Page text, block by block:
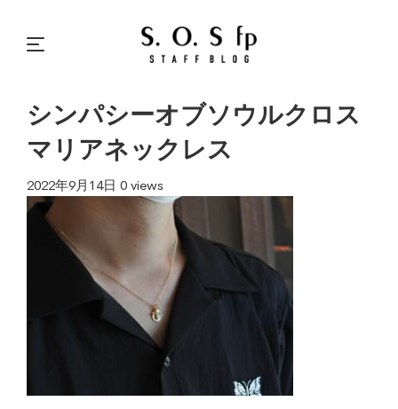
シンパシーオブソウルクロス
マリアネックレス
2022年9月14日 0 views